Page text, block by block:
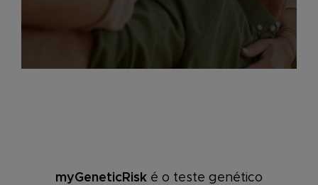
myGeneticRisk é o teste genético